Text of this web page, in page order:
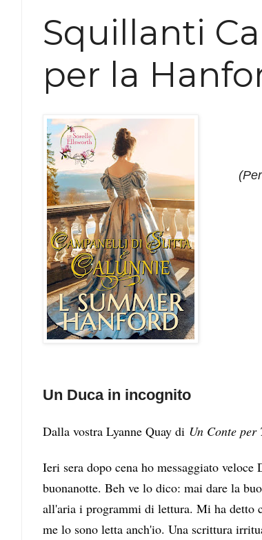
Squillanti
per la
Un Duca in incognito
Dalla vostra Lyanne Quay di Un Conte per
Ieri sera dopo cena ho messaggiato
buonanotte. Beh ve lo dico: mai dare la
all'aria i programmi di lettura. Mi ha detto
me lo sono letta anch'io. Una scrittura